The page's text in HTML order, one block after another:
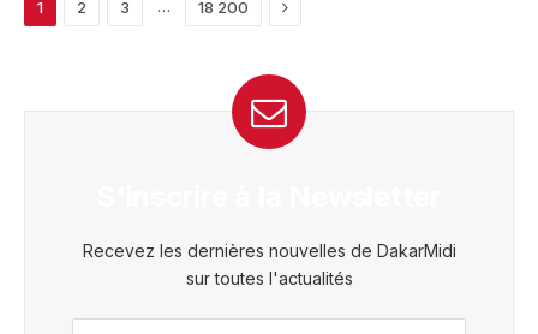
1 2 3 … 18 200 Next
Recevez les dernières nouvelles de DakarMidi
sur toutes l'actualités